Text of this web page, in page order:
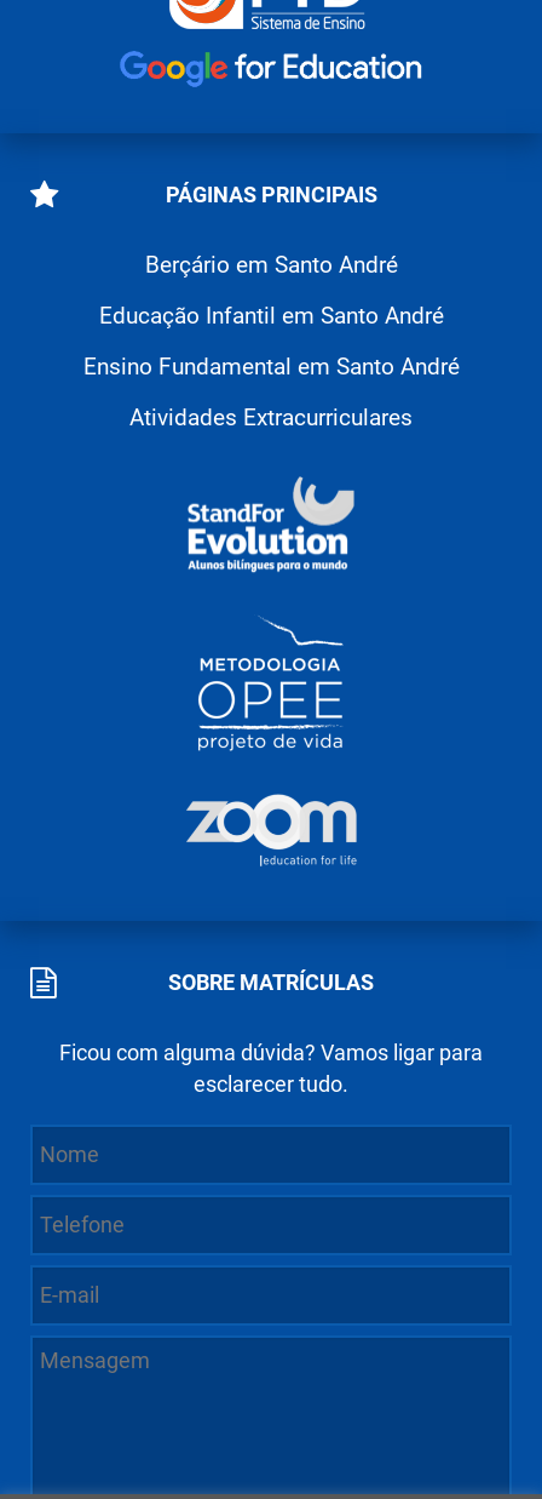
PÁGINAS PRINCIPAIS
Berçário em Santo André
Educação Infantil em Santo André
Ensino Fundamental em Santo André
Atividades Extracurriculares
SOBRE MATRÍCULAS
Ficou com alguma dúvida? Vamos ligar para
esclarecer tudo.